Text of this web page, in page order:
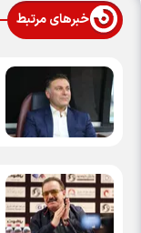
خبرهای مرتبط